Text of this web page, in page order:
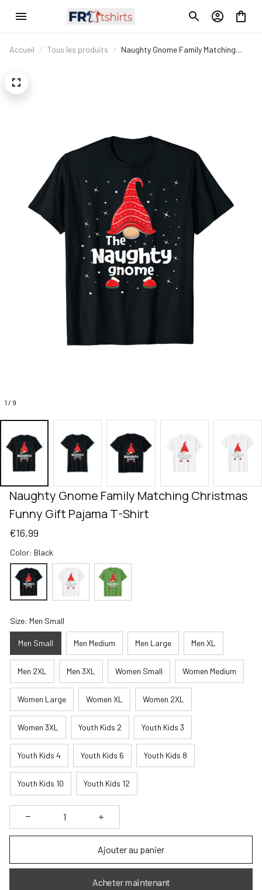
Accueil Tous les produits
Naughty Gnome Family Matching
1 / 9
Naughty Gnome Family Matching Christmas
Funny Gift Pajama T-Shirt
€16,99
Color: Black
Size: Men Small
Men Small Men Medium Men Large Men XL
Men 2XL Men 3XL Women Small Women Medium
Women Large Women XL Women 2XL
Women 3XL Youth Kids 2 Youth Kids 3
Youth Kids 4 Youth Kids 6 Youth Kids 8
Youth Kids 10 Youth Kids 12
Ajouter au panier
Acheter maintenant